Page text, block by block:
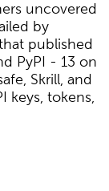
uncovered
by
published
PyPI - 13 on
Skrill, and
keys, tokens,